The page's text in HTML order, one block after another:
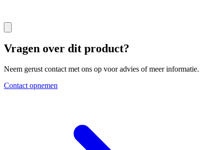
Vragen over dit product?
Neem gerust contact met ons op voor advies of meer informatie.
Contact opnemen